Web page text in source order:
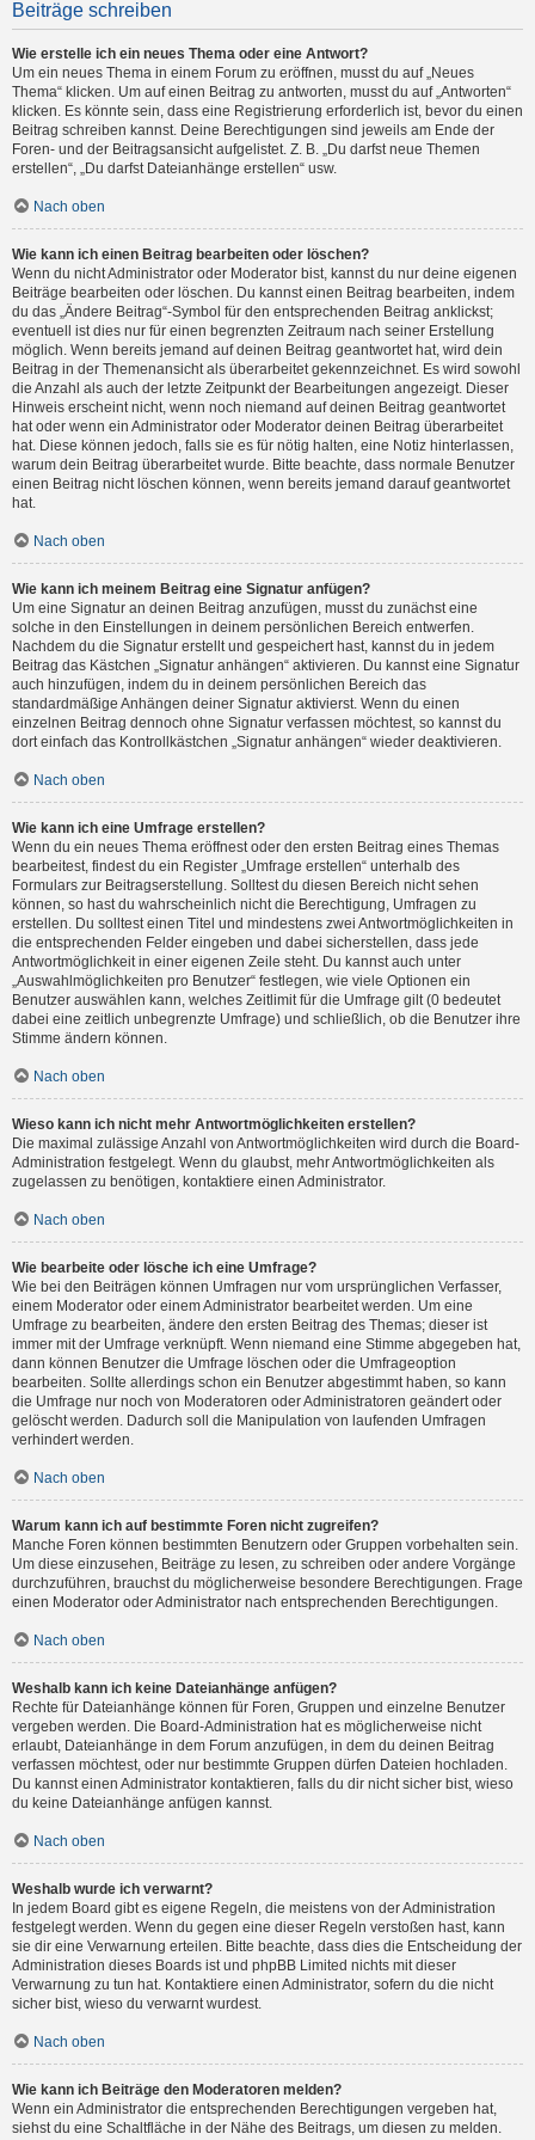
Beiträge schreiben
Wie erstelle ich ein neues Thema oder eine Antwort?
Um ein neues Thema in einem Forum zu eröffnen, musst du auf „Neues
Thema“ klicken. Um auf einen Beitrag zu antworten, musst du auf „Antworten“
klicken. Es könnte sein, dass eine Registrierung erforderlich ist, bevor du einen
Beitrag schreiben kannst. Deine Berechtigungen sind jeweils am Ende der
Foren- und der Beitragsansicht aufgelistet. Z. B. „Du darfst neue Themen
erstellen“, „Du darfst Dateianhänge erstellen“ usw.
Nach oben
Wie kann ich einen Beitrag bearbeiten oder löschen?
Wenn du nicht Administrator oder Moderator bist, kannst du nur deine eigenen
Beiträge bearbeiten oder löschen. Du kannst einen Beitrag bearbeiten, indem
du das „Ändere Beitrag“-Symbol für den entsprechenden Beitrag anklickst;
eventuell ist dies nur für einen begrenzten Zeitraum nach seiner Erstellung
möglich. Wenn bereits jemand auf deinen Beitrag geantwortet hat, wird dein
Beitrag in der Themenansicht als überarbeitet gekennzeichnet. Es wird sowohl
die Anzahl als auch der letzte Zeitpunkt der Bearbeitungen angezeigt. Dieser
Hinweis erscheint nicht, wenn noch niemand auf deinen Beitrag geantwortet
hat oder wenn ein Administrator oder Moderator deinen Beitrag überarbeitet
hat. Diese können jedoch, falls sie es für nötig halten, eine Notiz hinterlassen,
warum dein Beitrag überarbeitet wurde. Bitte beachte, dass normale Benutzer
einen Beitrag nicht löschen können, wenn bereits jemand darauf geantwortet
hat.
Nach oben
Wie kann ich meinem Beitrag eine Signatur anfügen?
Um eine Signatur an deinen Beitrag anzufügen, musst du zunächst eine
solche in den Einstellungen in deinem persönlichen Bereich entwerfen.
Nachdem du die Signatur erstellt und gespeichert hast, kannst du in jedem
Beitrag das Kästchen „Signatur anhängen“ aktivieren. Du kannst eine Signatur
auch hinzufügen, indem du in deinem persönlichen Bereich das
standardmäßige Anhängen deiner Signatur aktivierst. Wenn du einen
einzelnen Beitrag dennoch ohne Signatur verfassen möchtest, so kannst du
dort einfach das Kontrollkästchen „Signatur anhängen“ wieder deaktivieren.
Nach oben
Wie kann ich eine Umfrage erstellen?
Wenn du ein neues Thema eröffnest oder den ersten Beitrag eines Themas
bearbeitest, findest du ein Register „Umfrage erstellen“ unterhalb des
Formulars zur Beitragserstellung. Solltest du diesen Bereich nicht sehen
können, so hast du wahrscheinlich nicht die Berechtigung, Umfragen zu
erstellen. Du solltest einen Titel und mindestens zwei Antwortmöglichkeiten in
die entsprechenden Felder eingeben und dabei sicherstellen, dass jede
Antwortmöglichkeit in einer eigenen Zeile steht. Du kannst auch unter
„Auswahlmöglichkeiten pro Benutzer“ festlegen, wie viele Optionen ein
Benutzer auswählen kann, welches Zeitlimit für die Umfrage gilt (0 bedeutet
dabei eine zeitlich unbegrenzte Umfrage) und schließlich, ob die Benutzer ihre
Stimme ändern können.
Nach oben
Wieso kann ich nicht mehr Antwortmöglichkeiten erstellen?
Die maximal zulässige Anzahl von Antwortmöglichkeiten wird durch die Board-
Administration festgelegt. Wenn du glaubst, mehr Antwortmöglichkeiten als
zugelassen zu benötigen, kontaktiere einen Administrator.
Nach oben
Wie bearbeite oder lösche ich eine Umfrage?
Wie bei den Beiträgen können Umfragen nur vom ursprünglichen Verfasser,
einem Moderator oder einem Administrator bearbeitet werden. Um eine
Umfrage zu bearbeiten, ändere den ersten Beitrag des Themas; dieser ist
immer mit der Umfrage verknüpft. Wenn niemand eine Stimme abgegeben hat,
dann können Benutzer die Umfrage löschen oder die Umfrageoption
bearbeiten. Sollte allerdings schon ein Benutzer abgestimmt haben, so kann
die Umfrage nur noch von Moderatoren oder Administratoren geändert oder
gelöscht werden. Dadurch soll die Manipulation von laufenden Umfragen
verhindert werden.
Nach oben
Warum kann ich auf bestimmte Foren nicht zugreifen?
Manche Foren können bestimmten Benutzern oder Gruppen vorbehalten sein.
Um diese einzusehen, Beiträge zu lesen, zu schreiben oder andere Vorgänge
durchzuführen, brauchst du möglicherweise besondere Berechtigungen. Frage
einen Moderator oder Administrator nach entsprechenden Berechtigungen.
Nach oben
Weshalb kann ich keine Dateianhänge anfügen?
Rechte für Dateianhänge können für Foren, Gruppen und einzelne Benutzer
vergeben werden. Die Board-Administration hat es möglicherweise nicht
erlaubt, Dateianhänge in dem Forum anzufügen, in dem du deinen Beitrag
verfassen möchtest, oder nur bestimmte Gruppen dürfen Dateien hochladen.
Du kannst einen Administrator kontaktieren, falls du dir nicht sicher bist, wieso
du keine Dateianhänge anfügen kannst.
Nach oben
Weshalb wurde ich verwarnt?
In jedem Board gibt es eigene Regeln, die meistens von der Administration
festgelegt werden. Wenn du gegen eine dieser Regeln verstoßen hast, kann
sie dir eine Verwarnung erteilen. Bitte beachte, dass dies die Entscheidung der
Administration dieses Boards ist und phpBB Limited nichts mit dieser
Verwarnung zu tun hat. Kontaktiere einen Administrator, sofern du die nicht
sicher bist, wieso du verwarnt wurdest.
Nach oben
Wie kann ich Beiträge den Moderatoren melden?
Wenn ein Administrator die entsprechenden Berechtigungen vergeben hat,
siehst du eine Schaltfläche in der Nähe des Beitrags, um diesen zu melden.